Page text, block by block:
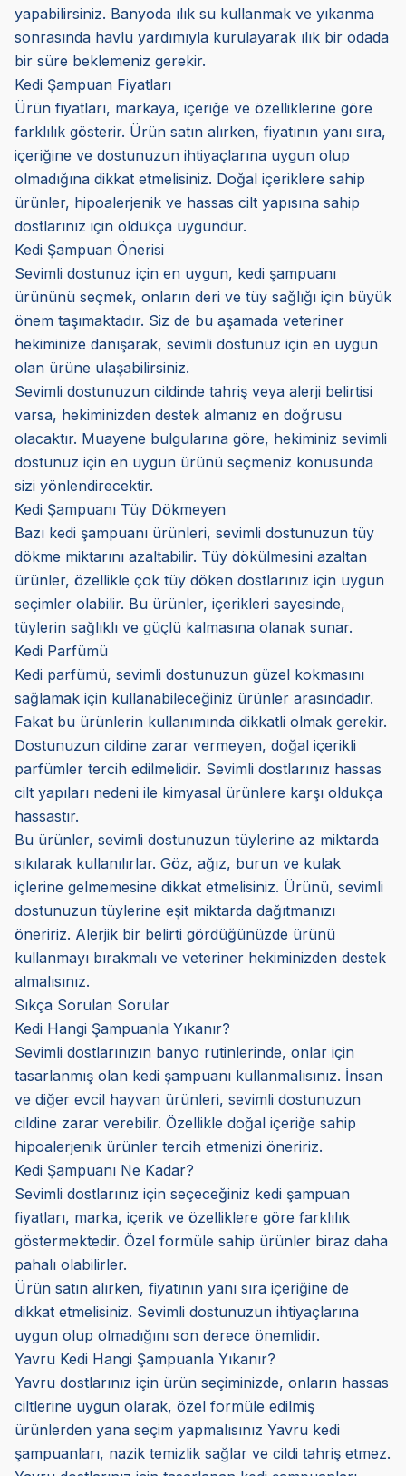
yapabilirsiniz. Banyoda ılık su kullanmak ve yıkanma
sonrasında havlu yardımıyla kurulayarak ılık bir odada
bir süre beklemeniz gerekir.
Kedi Şampuan Fiyatları
Ürün fiyatları, markaya, içeriğe ve özelliklerine göre
farklılık gösterir. Ürün satın alırken, fiyatının yanı sıra,
içeriğine ve dostunuzun ihtiyaçlarına uygun olup
olmadığına dikkat etmelisiniz. Doğal içeriklere sahip
ürünler, hipoalerjenik ve hassas cilt yapısına sahip
dostlarınız için oldukça uygundur.
Kedi Şampuan Önerisi
Sevimli dostunuz için en uygun, kedi şampuanı
ürününü seçmek, onların deri ve tüy sağlığı için büyük
önem taşımaktadır. Siz de bu aşamada veteriner
hekiminize danışarak, sevimli dostunuz için en uygun
olan ürüne ulaşabilirsiniz.
Sevimli dostunuzun cildinde tahriş veya alerji belirtisi
varsa, hekiminizden destek almanız en doğrusu
olacaktır. Muayene bulgularına göre, hekiminiz sevimli
dostunuz için en uygun ürünü seçmeniz konusunda
sizi yönlendirecektir.
Kedi Şampuanı Tüy Dökmeyen
Bazı kedi şampuanı ürünleri, sevimli dostunuzun tüy
dökme miktarını azaltabilir. Tüy dökülmesini azaltan
ürünler, özellikle çok tüy döken dostlarınız için uygun
seçimler olabilir. Bu ürünler, içerikleri sayesinde,
tüylerin sağlıklı ve güçlü kalmasına olanak sunar.
Kedi Parfümü
Kedi parfümü, sevimli dostunuzun güzel kokmasını
sağlamak için kullanabileceğiniz ürünler arasındadır.
Fakat bu ürünlerin kullanımında dikkatli olmak gerekir.
Dostunuzun cildine zarar vermeyen, doğal içerikli
parfümler tercih edilmelidir. Sevimli dostlarınız hassas
cilt yapıları nedeni ile kimyasal ürünlere karşı oldukça
hassastır.
Bu ürünler, sevimli dostunuzun tüylerine az miktarda
sıkılarak kullanılırlar. Göz, ağız, burun ve kulak
içlerine gelmemesine dikkat etmelisiniz. Ürünü, sevimli
dostunuzun tüylerine eşit miktarda dağıtmanızı
öneririz. Alerjik bir belirti gördüğünüzde ürünü
kullanmayı bırakmalı ve veteriner hekiminizden destek
almalısınız.
Sıkça Sorulan Sorular
Kedi Hangi Şampuanla Yıkanır?
Sevimli dostlarınızın banyo rutinlerinde, onlar için
tasarlanmış olan kedi şampuanı kullanmalısınız. İnsan
ve diğer evcil hayvan ürünleri, sevimli dostunuzun
cildine zarar verebilir. Özellikle doğal içeriğe sahip
hipoalerjenik ürünler tercih etmenizi öneririz.
Kedi Şampuanı Ne Kadar?
Sevimli dostlarınız için seçeceğiniz kedi şampuan
fiyatları, marka, içerik ve özelliklere göre farklılık
göstermektedir. Özel formüle sahip ürünler biraz daha
pahalı olabilirler.
Ürün satın alırken, fiyatının yanı sıra içeriğine de
dikkat etmelisiniz. Sevimli dostunuzun ihtiyaçlarına
uygun olup olmadığını son derece önemlidir.
Yavru Kedi Hangi Şampuanla Yıkanır?
Yavru dostlarınız için ürün seçiminizde, onların hassas
ciltlerine uygun olarak, özel formüle edilmiş
ürünlerden yana seçim yapmalısınız Yavru kedi
şampuanları, nazik temizlik sağlar ve cildi tahriş etmez.